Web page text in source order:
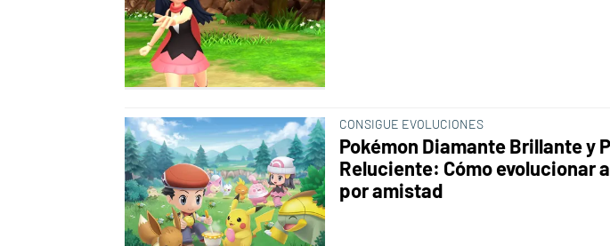
CONSIGUE EVOLUCIONES
Pokémon Diamante Brillante y
Reluciente: Cómo evolucionar
por amistad